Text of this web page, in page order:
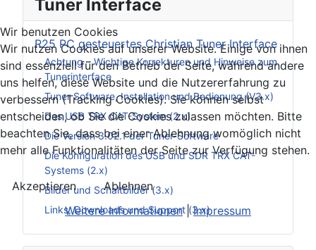
Tuner Interface
R25 PC gesteuertes Christian Tuner Interface
Achtung – Wichtige Korrekturen und Hinweise zum
Tunerinterface
Tuner Software, Installation und Bedienung (V3.x)
Das USB TRX CAT-System (2.x)
Die Version 3.02.1 der Tuner-Software
Die Konfiguration des USB und SDR TRX CAT-
Systems (2.x)
Bilder und Schaltbilder (3.x)
Links, Downloads und Support (3.x)
Wir benutzen Cookies
Wir nutzen Cookies auf unserer Website. Einige von ihnen
sind essenziell für den Betrieb der Seite, während andere
uns helfen, diese Website und die Nutzererfahrung zu
verbessern (Tracking Cookies). Sie können selbst
entscheiden, ob Sie die Cookies zulassen möchten. Bitte
beachten Sie, dass bei einer Ablehnung womöglich nicht
mehr alle Funktionalitäten der Seite zur Verfügung stehen.
Akzeptieren
Ablehnen
Weitere Informationen|Impressum